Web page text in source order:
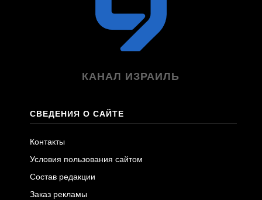
КАНАЛ ИЗРАИЛЬ
СВЕДЕНИЯ О САЙТЕ
Контакты
Условия пользования сайтом
Состав редакции
Заказ рекламы